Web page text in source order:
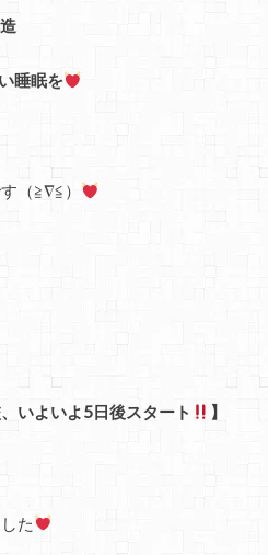
睡眠を
（≧∇≦）
いよいよ5日後スタート 】
た